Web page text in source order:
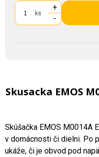
ks
+
-
Skusacka EMOS
Skúšačka EMOS M0014A
v domácnosti či dielni. Po
ukáže, či je obvod pod